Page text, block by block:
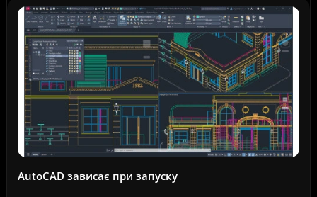
AutoCAD зависає при запуску